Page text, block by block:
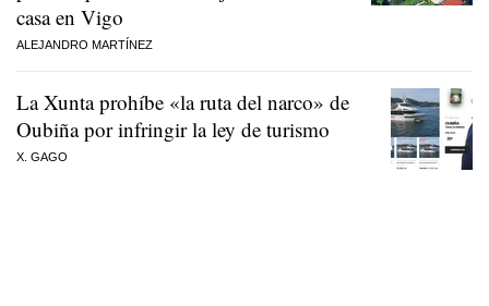
casa en Vigo
ALEJANDRO MARTÍNEZ
La Xunta prohíbe «la ruta del narco» de
Oubiña por infringir la ley de turismo
X. GAGO